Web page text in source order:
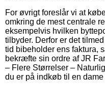
For øvrigt foreslår vi at
omkring de mest centrale
eksempelvis hvilken
tilbyder. Derfor er det
tid bibeholder ens faktura,
bekræfte sin ordre af JR
– Flere Størrelser –
du er på indkøb til en